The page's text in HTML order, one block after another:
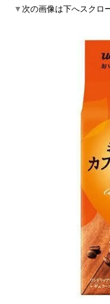
▼次の画像は下へスクロ